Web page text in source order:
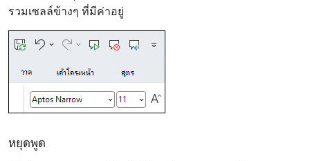
รวมเซลล์ข้างๆ ที่มีค่าอยู่
หยุดพูด